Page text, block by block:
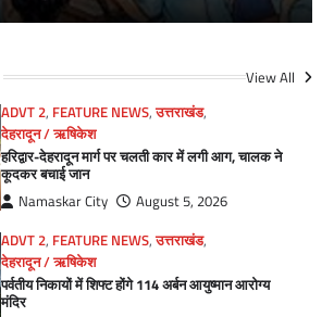
View All
ADVT 2, FEATURE NEWS,उत्तराखंड,
देहरादून / ऋषिकेश
हरिद्वार-देहरादून मार्ग पर चलती कार में लगी आग, चालक ने
कूदकर बचाई जान
Namaskar City
August 5, 2026
ADVT 2, FEATURE NEWS,उत्तराखंड,
देहरादून / ऋषिकेश
पर्वतीय निकायों में शिफ्ट होंगे 114 अर्बन आयुष्मान आरोग्य
मंदिर